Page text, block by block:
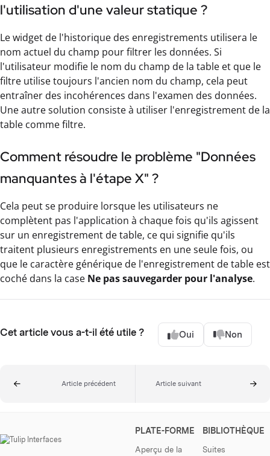
l'utilisation d'une valeur statique ?
Le widget de l'historique des enregistrements utilisera le
nom actuel du champ pour filtrer les données. Si
l'utilisateur modifie le nom du champ de la table et que le
filtre utilise toujours l'ancien nom du champ, cela peut
entraîner des incohérences dans l'examen des données.
Une autre solution consiste à utiliser l'enregistrement de la
table comme filtre.
Comment résoudre le problème "Données
manquantes à l'étape X" ?
Cela peut se produire lorsque les utilisateurs ne
complètent pas l'application à chaque fois qu'ils agissent
sur un enregistrement de table, ce qui signifie qu'ils
traitent plusieurs enregistrements en une seule fois, ou
que le caractère générique de l'enregistrement de table est
coché dans la case Ne pas sauvegarder pour l'analyse.
Cet article vous a-t-il été utile ? Oui Non
Article précédent Article suivant
PLATE-FORME
Aperçu de la
BIBLIOTHÈQUE
Suites